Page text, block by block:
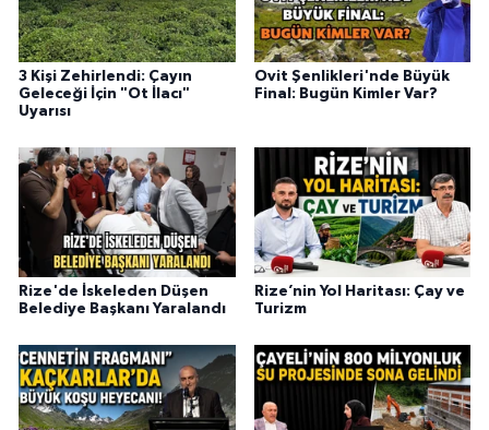
3 Kişi Zehirlendi: Çayın
Geleceği İçin "Ot İlacı"
Uyarısı
Ovit Şenlikleri'nde Büyük
Final: Bugün Kimler Var?
Rize'de İskeleden Düşen
Belediye Başkanı Yaralandı
Rize’nin Yol Haritası: Çay ve
Turizm